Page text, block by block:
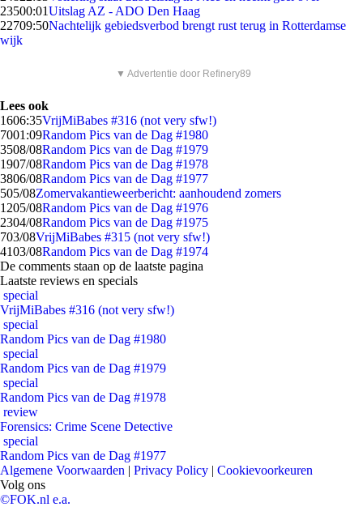
23500:01Uitslag AZ - ADO Den Haag
22709:50Nachtelijk gebiedsverbod brengt rust terug in Rotterdamse
wijk
▼ Advertentie door Refinery89
Lees ook
1606:35VrijMiBabes #316 (not very sfw!)
7001:09Random Pics van de Dag #1980
3508/08Random Pics van de Dag #1979
1907/08Random Pics van de Dag #1978
3806/08Random Pics van de Dag #1977
505/08Zomervakantieweerbericht: aanhoudend zomers
1205/08Random Pics van de Dag #1976
2304/08Random Pics van de Dag #1975
703/08VrijMiBabes #315 (not very sfw!)
4103/08Random Pics van de Dag #1974
De comments staan op de laatste pagina
Laatste reviews en specials
special
VrijMiBabes #316 (not very sfw!)
special
Random Pics van de Dag #1980
special
Random Pics van de Dag #1979
special
Random Pics van de Dag #1978
review
Forensics: Crime Scene Detective
special
Random Pics van de Dag #1977
Algemene Voorwaarden | Privacy Policy | Cookievoorkeuren
Volg ons
©FOK.nl e.a.